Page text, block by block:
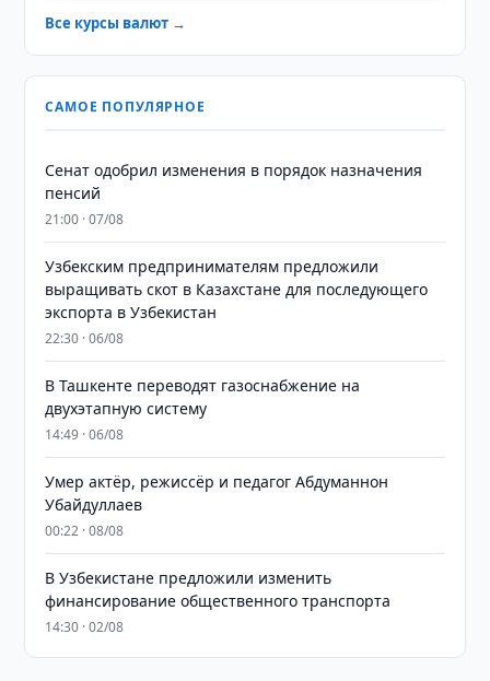
Все курсы валют →
САМОЕ ПОПУЛЯРНОЕ
Сенат одобрил изменения в порядок назначения
пенсий
21:00 · 07/08
Узбекским предпринимателям предложили
выращивать скот в Казахстане для последующего
экспорта в Узбекистан
22:30 · 06/08
В Ташкенте переводят газоснабжение на
двухэтапную систему
14:49 · 06/08
Умер актёр, режиссёр и педагог Абдуманнон
Убайдуллаев
00:22 · 08/08
В Узбекистане предложили изменить
финансирование общественного транспорта
14:30 · 02/08